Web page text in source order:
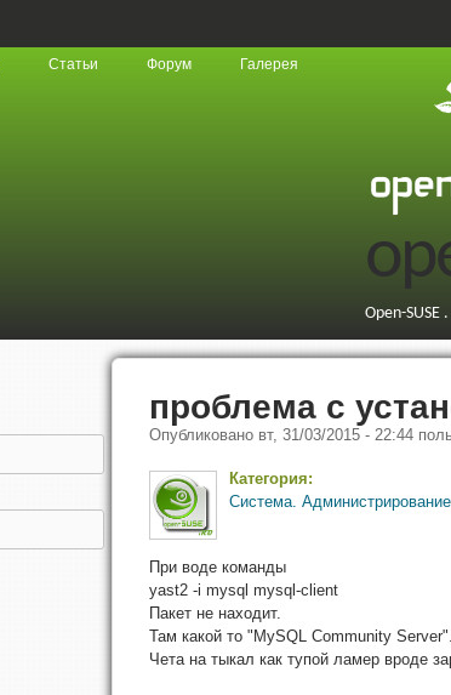
Статьи Форум Галерея
Open-SUSE
проблема с
Опубликовано вт, 31/03/2015 - 22:44
Категория:
Система. Администрирование
При воде команды
yast2 -i mysql mysql-client
Пакет не находит.
Там какой то "MySQL Community Server".
Чета на тыкал как тупой ламер вроде